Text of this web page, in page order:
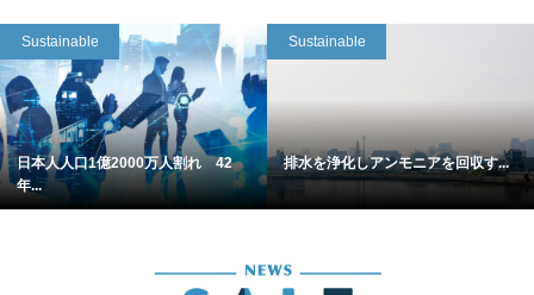
Sustainable
日本人人口1億2000万人割れ 42
年...
Sustainable
排水を浄化しアンモニアを回収す...